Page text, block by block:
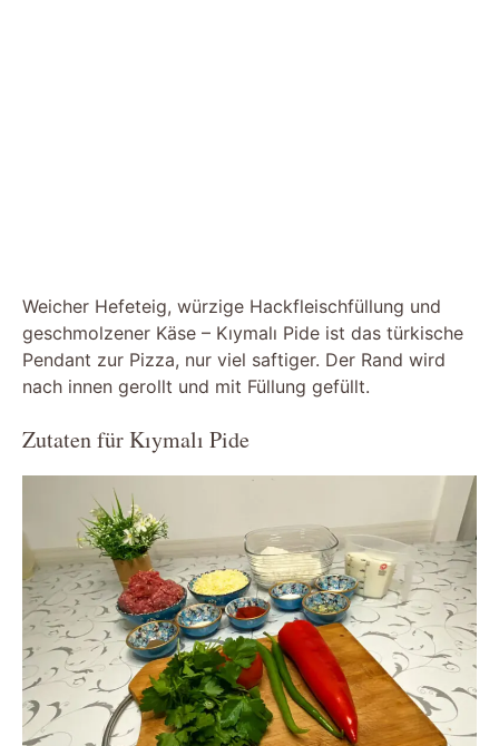
Weicher Hefeteig, würzige Hackfleischfüllung und
geschmolzener Käse – Kıymalı Pide ist das türkische
Pendant zur Pizza, nur viel saftiger. Der Rand wird
nach innen gerollt und mit Füllung gefüllt.
Zutaten für Kıymalı Pide